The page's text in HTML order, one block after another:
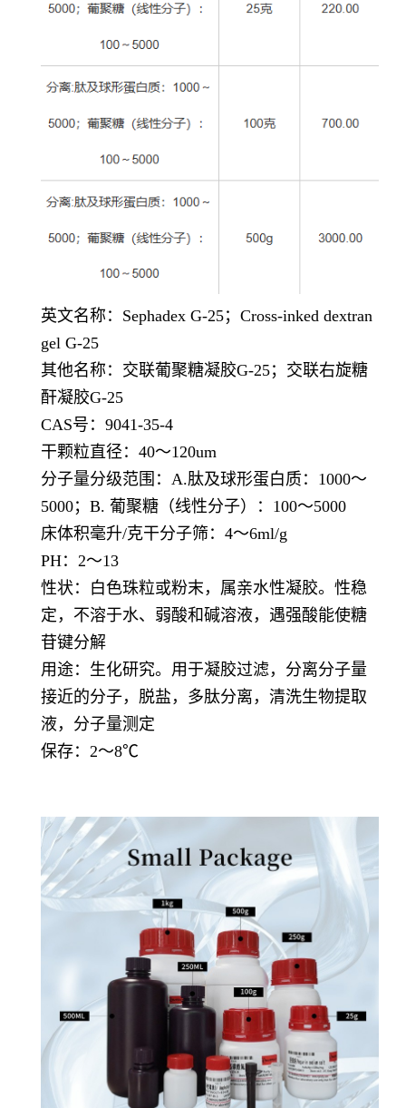
英文名称： Sephadex G-25； Cross-inked dextran
gel G-25
其他名称：交联葡聚糖凝胶G-25；交联右旋糖
酐凝胶G-25
CAS号： 9041-35-4
干颗粒直径： 40～120um
分子量分级范围： A.肽及球形蛋白质： 1000～
5000； B. 葡聚糖（线性分子）： 100～5000
床体积毫升/克干分子筛： 4～6ml/g
PH： 2～13
性状：白色珠粒或粉末，属亲水性凝胶。性稳
定，不溶于水、弱酸和碱溶液，遇强酸能使糖
苷键分解
用途：生化研究。用于凝胶过滤，分离分子量
接近的分子，脱盐，多肽分离，清洗生物提取
液，分子量测定
保存： 2～8℃